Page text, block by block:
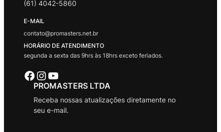
(61) 4042-5860
E-MAIL
contato@promasters.net.br
HORÁRIO DE ATENDIMENTO
segunda a sexta das 9hrs às 18hrs exceto feriados.
Facebook Instagram Youtube
PROMASTERS LTDA
Receba nossas atualizações diretamente no
seu e-mail.